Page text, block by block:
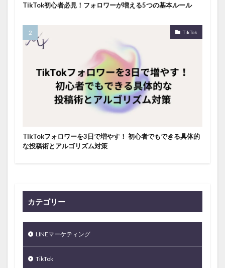
TikTok初心者必見！フォロワーが増える5つの基本ルール
TikTok
TikTokフォロワーを3日で増やす！ 初心者でもできる具体的
な投稿術とアルゴリズム対策
カテゴリー
LINEマーケティング
TikTok